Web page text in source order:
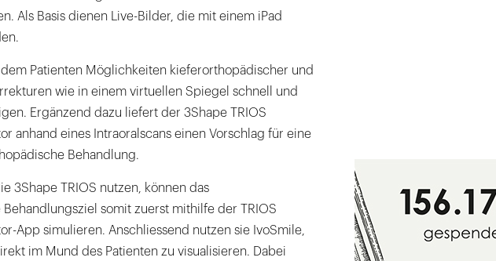
Als Basis dienen Live-Bilder, die mit einem iPad
dem Patienten Möglichkeiten kieferorthopädischer und
wie in einem virtuellen Spiegel schnell und
Ergänzend dazu liefert der 3Shape TRIOS
anhand eines Intraoralscans einen Vorschlag für eine
Behandlung.
3Shape TRIOS nutzen, können das
somit zuerst mithilfe der TRIOS
App simulieren. Anschliessend nutzen sie IvoSmile,
im Mund des Patienten zu visualisieren. Dabei